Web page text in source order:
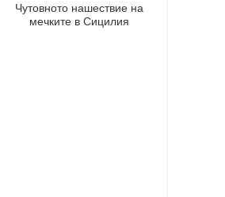
Чутовното нашествие на
мечките в Сицилия